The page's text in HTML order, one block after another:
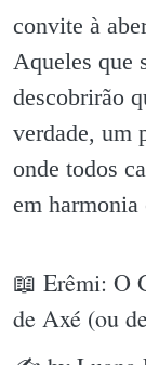
convite à
Aqueles que
descobrirão
verdade, um
onde todos
em harmonia
📖 Erêmi: O
de Axé (ou